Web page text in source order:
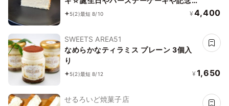
プレゼントやお祝いギフトにも♪
5(2)最短 8/10 ¥ 4,400
SWEETS AREA51
なめらかなティラミス プレーン 3個入
り
5(2)最短 8/12 ¥ 1,650
せるろいど焼菓子店